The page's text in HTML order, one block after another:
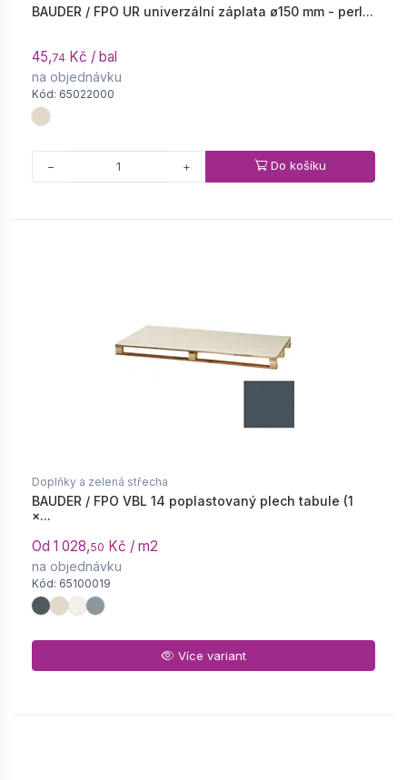
BAUDER / FPO UR univerzální záplata ø150 mm - perl...
45,74 Kč / bal
na objednávku
Kód: 65022000
− + Do košíku
Doplňky a zelená střecha
BAUDER / FPO VBL 14 poplastovaný plech tabule (1
×...
Od 1 028,50 Kč / m2
na objednávku
Kód: 65100019
Více variant